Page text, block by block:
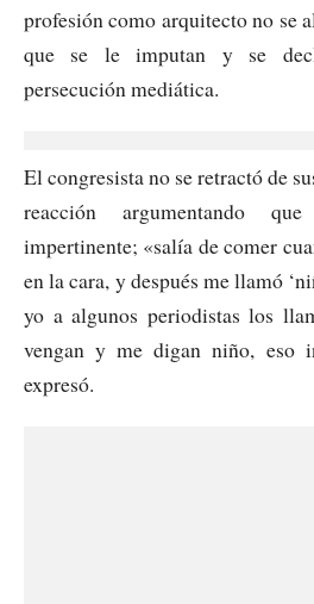
profesión como arquitecto no se
que se le imputan y se
persecución mediática.
El congresista no se retractó de
reacción argumentando
impertinente; «salía de comer
en la cara, y después me llamó
yo a algunos periodistas los
vengan y me digan niño, eso
expresó.